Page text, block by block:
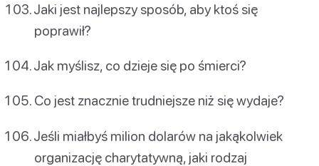
Jaki jest najlepszy sposób, aby ktoś się
poprawił?
Jak myślisz, co dzieje się po śmierci?
Co jest znacznie trudniejsze niż się wydaje?
Jeśli miałbyś milion dolarów na jakąkolwiek
organizację charytatywną, jaki rodzaj